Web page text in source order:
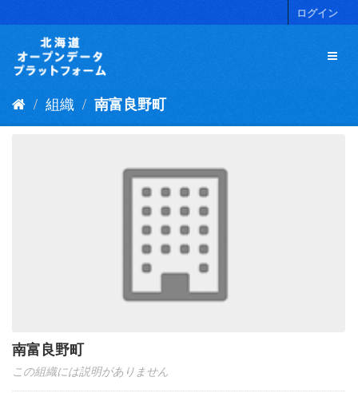
キ
ログイン
組織 南富良野町
南富良野町
この組織には説明がありません